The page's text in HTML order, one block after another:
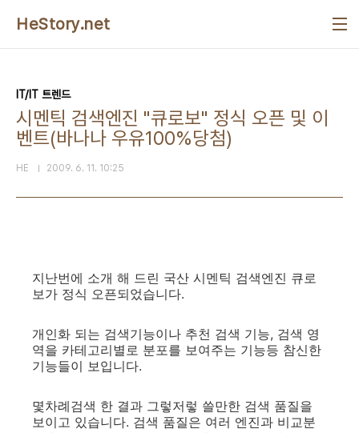
HeStory.net
IT/IT 트렌드
시멘틱 검색엔진 "큐로보" 정식 오픈 및 이
벤트(바나나 우유100%당첨)
HE 2009. 6. 11. 10:25
지난번에 소개 해 드린 국산 시멘틱 검색엔진 큐로
보가 정식 오픈되었습니다.
개인화 되는 검색기능이나 추천 검색 기능, 검색 영
역을 카테고리별로 분포를 보여주는 기능등 참신한
기능들이 보입니다.
몇차례검색 한 결과 그렇저렇 쓸만한 검색 품질을
보이고 있습니다. 검색 품질은 여러 엔진과 비교분